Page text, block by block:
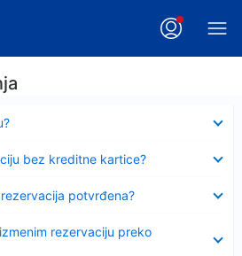
bez kreditne kartice?
potvrđena?
rezervaciju preko